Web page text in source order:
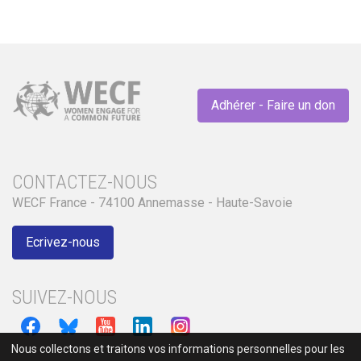
Adhérer - Faire un don
CONTACTEZ-NOUS
WECF France - 74100 Annemasse - Haute-Savoie
Ecrivez-nous
SUIVEZ-NOUS
Nous collectons et traitons vos informations personnelles pour les